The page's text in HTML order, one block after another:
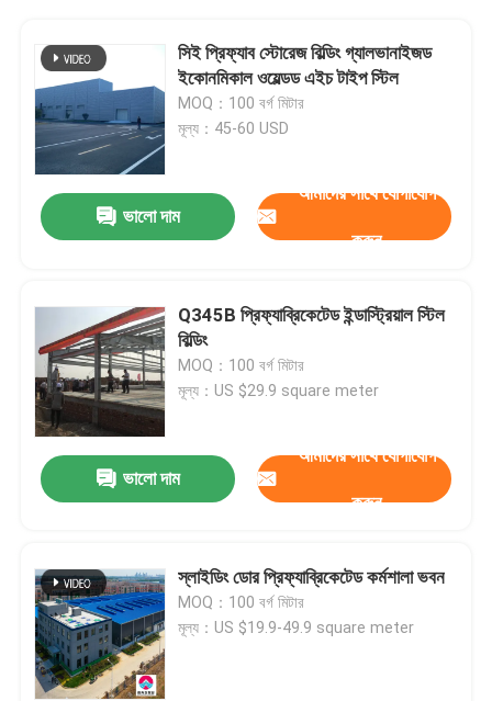
সিই প্রিফ্যাব স্টোরেজ বিল্ডিং গ্যালভানাইজড
ইকোনমিকাল ওয়েল্ডড এইচ টাইপ স্টিল
MOQ：100 বর্গ মিটার
মূল্য：45-60 USD
ভালো দাম
আমাদের সাথে যোগাযোগ
করুন
Q345B প্রিফ্যাব্রিকেটেড ইন্ডাস্ট্রিয়াল স্টিল
বিল্ডিং
MOQ：100 বর্গ মিটার
মূল্য：US $29.9 square meter
ভালো দাম
আমাদের সাথে যোগাযোগ
করুন
স্লাইডিং ডোর প্রিফ্যাব্রিকেটেড কর্মশালা ভবন
MOQ：100 বর্গ মিটার
মূল্য：US $19.9-49.9 square meter